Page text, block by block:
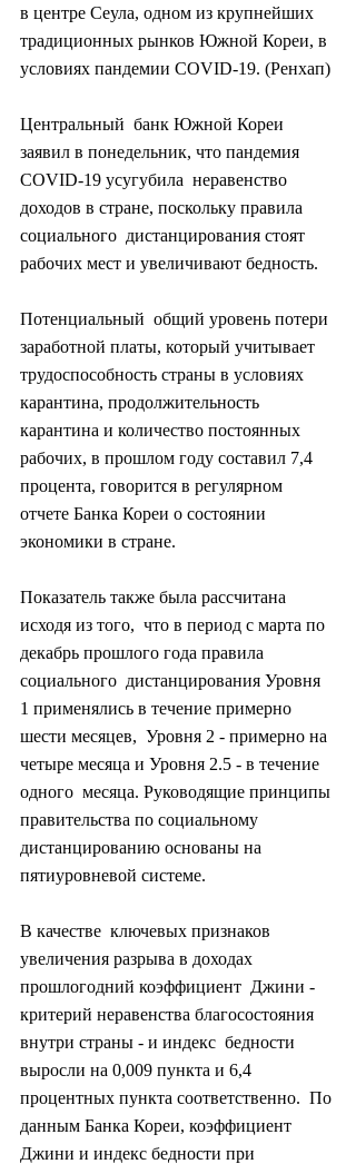
в центре Сеула, одном из крупнейших
традиционных рынков Южной Кореи, в
условиях пандемии COVID-19. (Ренхап)
Центральный  банк Южной Кореи
заявил в понедельник, что пандемия
COVID-19 усугубила  неравенство
доходов в стране, поскольку правила
социального  дистанцирования стоят
рабочих мест и увеличивают бедность.
Потенциальный  общий уровень потери
заработной платы, который учитывает
трудоспособность страны в условиях
карантина, продолжительность
карантина и количество постоянных
рабочих, в прошлом году составил 7,4
процента, говорится в регулярном
отчете Банка Кореи о состоянии
экономики в стране.
Показатель также была рассчитана
исходя из того,  что в период с марта по
декабрь прошлого года правила
социального  дистанцирования Уровня
1 применялись в течение примерно
шести месяцев,  Уровня 2 - примерно на
четыре месяца и Уровня 2.5 - в течение
одного  месяца. Руководящие принципы
правительства по социальному
дистанцированию основаны на
пятиуровневой системе.
В качестве  ключевых признаков
увеличения разрыва в доходах
прошлогодний коэффициент  Джини -
критерий неравенства благосостояния
внутри страны - и индекс  бедности
выросли на 0,009 пункта и 6,4
процентных пункта соответственно.  По
данным Банка Кореи, коэффициент
Джини и индекс бедности при